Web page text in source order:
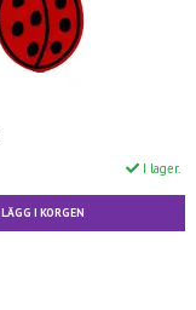
I lager.